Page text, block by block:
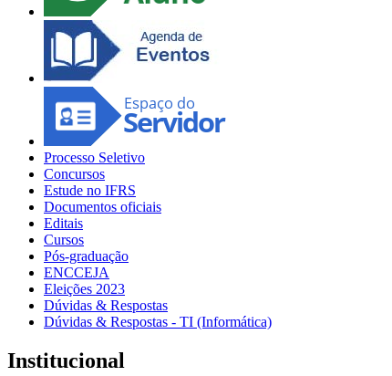
Processo Seletivo
Concursos
Estude no IFRS
Documentos oficiais
Editais
Cursos
Pós-graduação
ENCCEJA
Eleições 2023
Dúvidas & Respostas
Dúvidas & Respostas - TI (Informática)
Institucional